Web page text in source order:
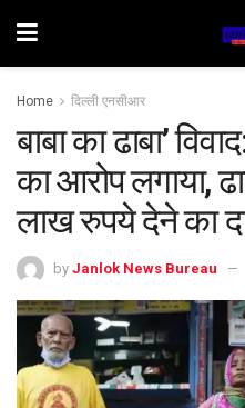
Home दिल्ली एनसीआर
बाबा का ढाबा’
का आरोप लगाया,
लाख रुपये देने का
by Janlok News Bureau